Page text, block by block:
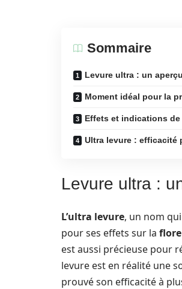
Sommaire
Levure ultra : un
Moment idéal pour la
Effets et indications de
Ultra levure : efficacité
Levure ultra :
L’ultra levure, un nom
pour ses effets sur la
est aussi précieuse pour
levure est en réalité une
prouvé son efficacité à